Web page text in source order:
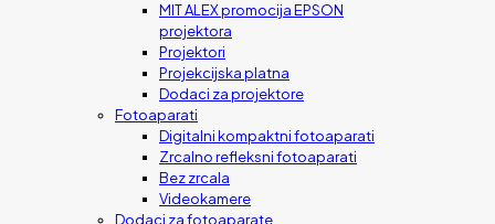
MIT ALEX promocija EPSON
projektora
Projektori
Projekcijska platna
Dodaci za projektore
Fotoaparati
Digitalni kompaktni fotoaparati
Zrcalno refleksni fotoaparati
Bez zrcala
Videokamere
Dodaci za fotoaparate